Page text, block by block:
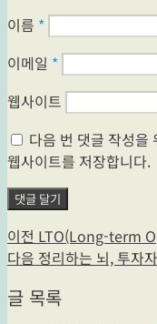
이름 *
이메일 *
웹사이트
다음 번 댓글 작성을
웹사이트를 저장합니다.
글
탐
색
이전 이
전
LTO(Long-term
다음 다
글:
정리하는 뇌, 투자
글 목록